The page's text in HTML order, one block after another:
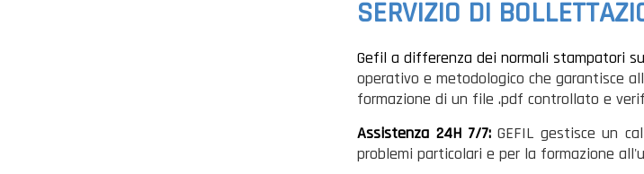
SERVIZIO DI
Gefil a differenza dei normali stampatori
operativo e metodologico che garantisce
formazione di un file .pdf controllato e
Assistenza 24H 7/7: GEFIL gestisce un
problemi particolari e per la formazione